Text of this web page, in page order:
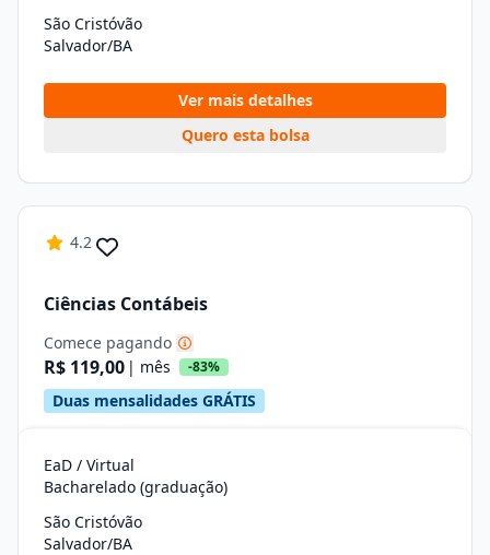
São Cristóvão
Salvador/BA
Ver mais detalhes
Quero esta bolsa
4.2
Ciências Contábeis
Comece pagando
R$ 119,00 | mês -83%
Duas mensalidades GRÁTIS
EaD / Virtual
Bacharelado (graduação)
São Cristóvão
Salvador/BA